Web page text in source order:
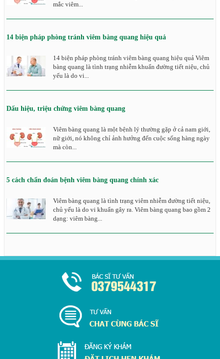
mắc viêm...
14 biện pháp phòng tránh viêm bàng quang hiệu quả
14 biện pháp phòng tránh viêm bàng quang hiệu quả Viêm
bàng quang là tình trạng nhiễm khuẩn đường tiết niệu, chủ
yếu là do vi...
Dấu hiệu, triệu chứng viêm bàng quang
Viêm bàng quang là một bệnh lý thường gặp ở cả nam giới,
nữ giới, nó không chỉ ảnh hưởng đến cuộc sống hàng ngày
mà còn...
5 cách chẩn đoán bệnh viêm bàng quang chính xác
Viêm bàng quang là tình trạng viêm nhiễm đường tiết niệu,
chủ yếu là do vi khuẩn gây ra. Viêm bàng quang bao gồm 2
dạng: viêm bàng...